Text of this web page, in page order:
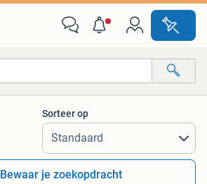
Alle afstanden…
Sorteer op
Bewaar je zoekopdracht